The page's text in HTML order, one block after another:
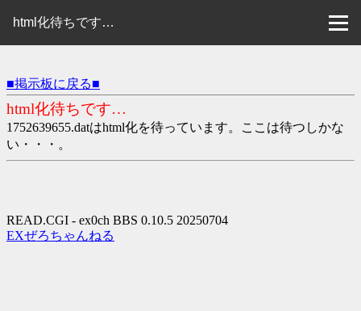
html化待ちです…
■掲示板に戻る■
html化待ちです…
1752639655.datはhtml化を待っています。ここは待つしかな
い・・・。
READ.CGI - ex0ch BBS 0.10.5 20250704
EXぜろちゃんねる